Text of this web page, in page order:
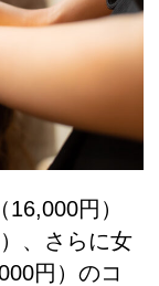
円）
、さらに女
円）のコ